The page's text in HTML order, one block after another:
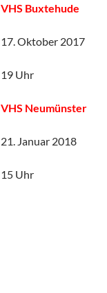
VHS Buxtehude
17. Oktober 2017
19 Uhr
VHS Neumünster
21. Januar 2018
15 Uhr